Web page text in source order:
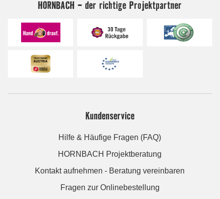
HORNBACH - der richtige Projektpartner
Kundenservice
Hilfe & Häufige Fragen (FAQ)
HORNBACH Projektberatung
Kontakt aufnehmen - Beratung vereinbaren
Fragen zur Onlinebestellung